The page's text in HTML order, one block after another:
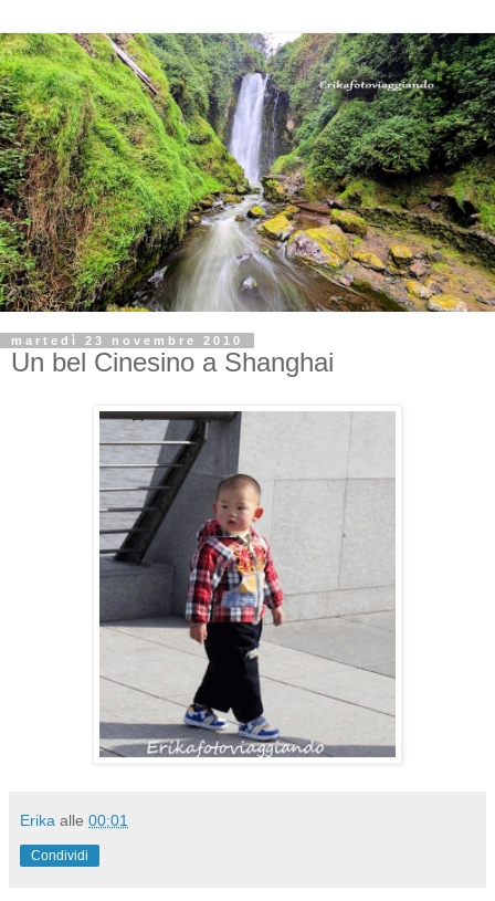
martedì 23 novembre 2010
Un bel Cinesino a Shanghai
Erika alle 00:01
Condividi